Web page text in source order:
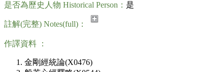
是否為歷史人物 Historical Person： 是
註解(完整) Notes(full)：
作譯資料 ：
金剛經統論(X0476)